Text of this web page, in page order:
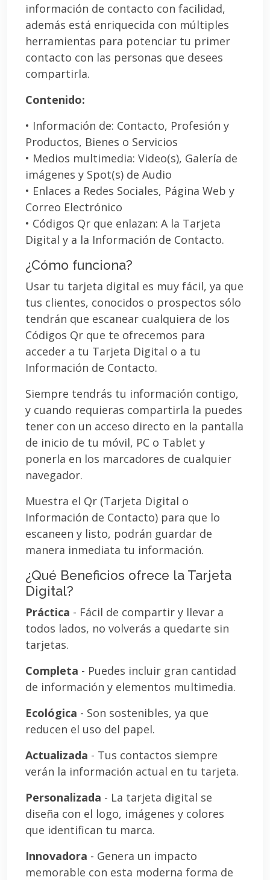
información de contacto con facilidad,
además está enriquecida con múltiples
herramientas para potenciar tu primer
contacto con las personas que desees
compartirla.
Contenido:
• Información de: Contacto, Profesión y
Productos, Bienes o Servicios
• Medios multimedia: Video(s), Galería de
imágenes y Spot(s) de Audio
• Enlaces a Redes Sociales, Página Web y
Correo Electrónico
• Códigos Qr que enlazan: A la Tarjeta
Digital y a la Información de Contacto.
¿Cómo funciona?
Usar tu tarjeta digital es muy fácil, ya que
tus clientes, conocidos o prospectos sólo
tendrán que escanear cualquiera de los
Códigos Qr que te ofrecemos para
acceder a tu Tarjeta Digital o a tu
Información de Contacto.
Siempre tendrás tu información contigo,
y cuando requieras compartirla la puedes
tener con un acceso directo en la pantalla
de inicio de tu móvil, PC o Tablet y
ponerla en los marcadores de cualquier
navegador.
Muestra el Qr (Tarjeta Digital o
Información de Contacto) para que lo
escaneen y listo, podrán guardar de
manera inmediata tu información.
¿Qué Beneficios ofrece la Tarjeta
Digital?
Práctica - Fácil de compartir y llevar a
todos lados, no volverás a quedarte sin
tarjetas.
Completa - Puedes incluir gran cantidad
de información y elementos multimedia.
Ecológica - Son sostenibles, ya que
reducen el uso del papel.
Actualizada - Tus contactos siempre
verán la información actual en tu tarjeta.
Personalizada - La tarjeta digital se
diseña con el logo, imágenes y colores
que identifican tu marca.
Innovadora - Genera un impacto
memorable con esta moderna forma de